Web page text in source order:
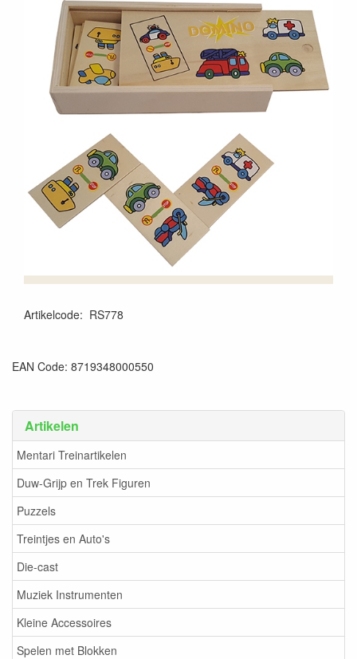
Artikelen
Mentari Treinartikelen
Duw-Grijp en Trek Figuren
Puzzels
Treintjes en Auto's
Die-cast
Muziek Instrumenten
Kleine Accessoires
Spelen met Blokken
Artikelcode: RS778
EAN Code: 8719348000550